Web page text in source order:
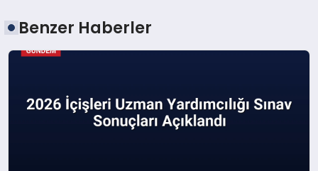
Benzer Haberler